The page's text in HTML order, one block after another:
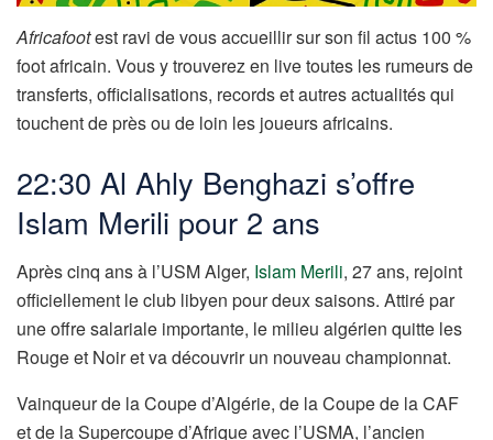
Africafootest ravi de vous accueillir sur son fil actus 100 %
foot africain. Vous y trouverez en live toutes les rumeurs de
transferts, officialisations, records et autres actualités qui
touchent de près ou de loin les joueurs africains.
22:30 Al Ahly Benghazi s’offre
Islam Merili pour 2 ans
Après cinq ans à l’USM Alger, Islam Merili, 27 ans, rejoint
officiellement le club libyen pour deux saisons. Attiré par
une offre salariale importante, le milieu algérien quitte les
Rouge et Noir et va découvrir un nouveau championnat.
Vainqueur de la Coupe d’Algérie, de la Coupe de la CAF
et de la Supercoupe d’Afrique avec l’USMA, l’ancien